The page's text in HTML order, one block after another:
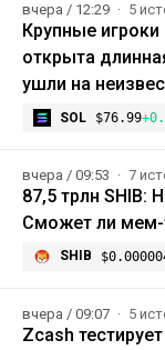
вчера / 12:29 5
Крупные игроки
открыта
ушли на
SOL $76.99
вчера / 09:53 7
87,5 трлн SHIB:
Сможет ли мем-
SHIB
вчера / 09:07 5
Zcash